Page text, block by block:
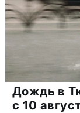
Дождь в
с 10